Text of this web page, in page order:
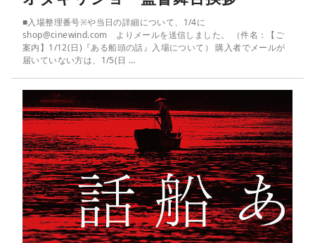
■入場整理番号※や当日の詳細について、1/4に
shop@cinewind.com よりメールを送信しました。 （件名：【ご
案内】1/12(日)『ある船頭の話』入場について） 購入者でメールが
届いていない方は、1/5(日 …